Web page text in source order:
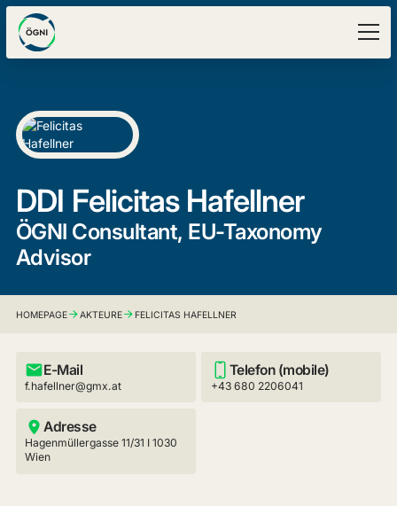
DDI Felicitas Hafellner
ÖGNI Consultant, EU-Taxonomy
Advisor
HOMEPAGE AKTEURE FELICITAS HAFELLNER
E-Mail
f.hafellner@gmx.at
Telefon (mobile)
+43 680 2206041
Adresse
Hagenmüllergasse 11/31 I 1030
Wien